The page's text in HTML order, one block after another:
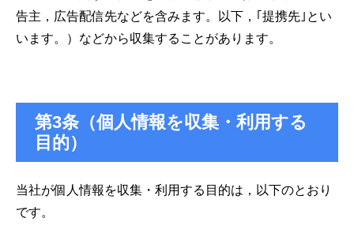
告主，広告配信先などを含みます。以下，｢提携先｣とい
います。）などから収集することがあります。
第3条（個人情報を収集・利用する
目的）
当社が個人情報を収集・利用する目的は，以下のとおり
です。